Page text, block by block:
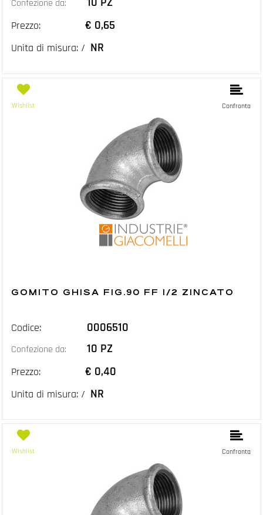
Confezione da:
Prezzo: € 0,65
Unita di misura: / NR
Wishlist Confronta
GOMITO GHISA FIG.90 FF 1/2 ZINCATO
Codice: 0006510
Confezione da: 10 PZ
Prezzo: € 0,40
Unita di misura: / NR
Wishlist Confronta